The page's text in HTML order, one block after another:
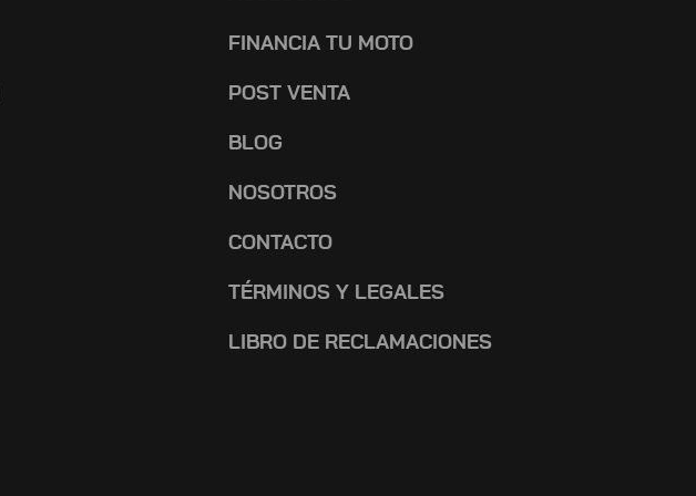
FINANCIA TU MOTO
POST VENTA
BLOG
NOSOTROS
CONTACTO
TÉRMINOS Y LEGALES
LIBRO DE RECLAMACIONES